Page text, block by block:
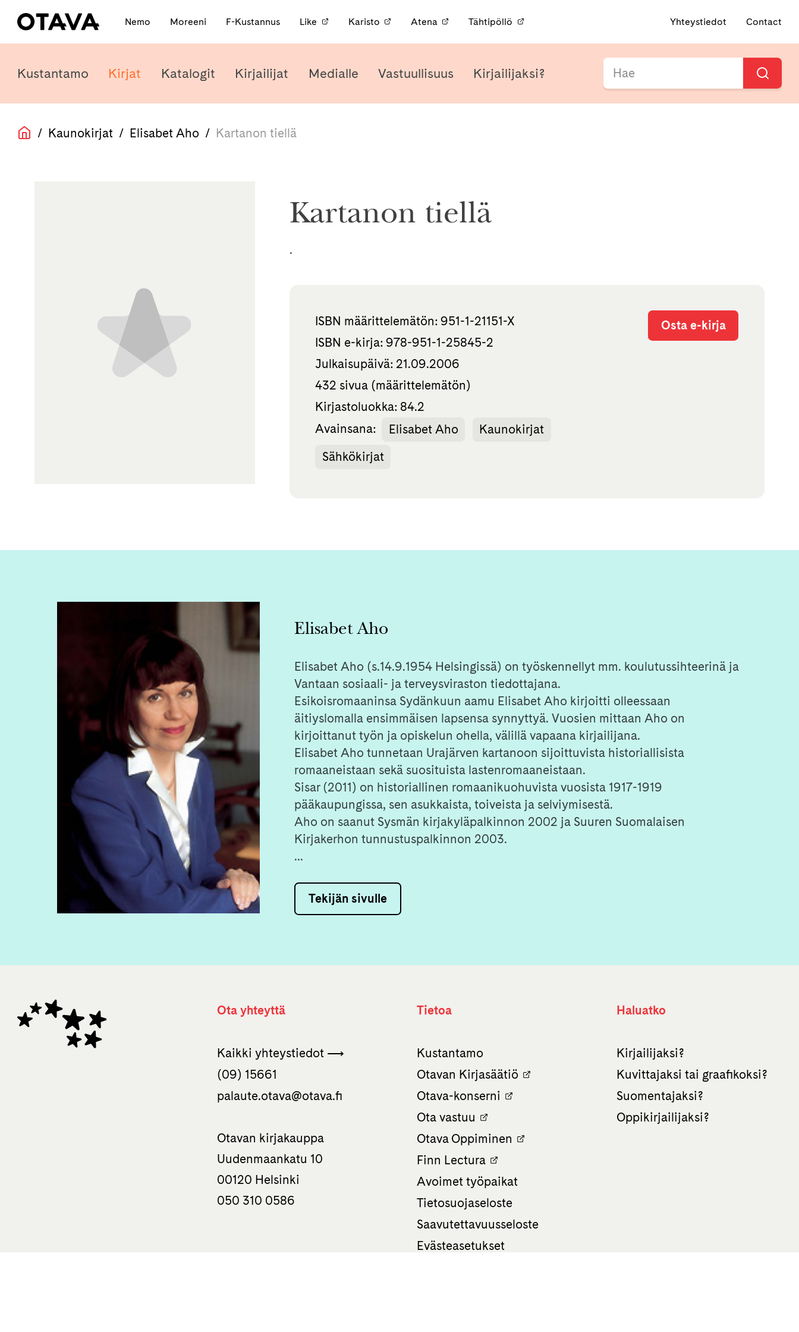
Nemo Moreeni F-Kustannus Like Karisto Atena Tähtipöllö Yhteystiedot Contact
Kustantamo Kirjat Katalogit Kirjailijat Medialle Vastuullisuus Kirjailijaksi?
/ Kaunokirjat / Elisabet Aho / Kartanon tiellä
Kartanon tiellä
.
ISBN määrittelemätön: 951-1-21151-X
ISBN e-kirja: 978-951-1-25845-2
Julkaisupäivä: 21.09.2006
432 sivua (määrittelemätön)
Kirjastoluokka: 84.2
Avainsana:
Elisabet Aho
Kaunokirjat
Sähkökirjat
Osta e-kirja
Elisabet Aho
Elisabet Aho (s.14.9.1954 Helsingissä) on työskennellyt mm. koulutussihteerinä ja
Vantaan sosiaali- ja terveysviraston tiedottajana.
Esikoisromaaninsa Sydänkuun aamu Elisabet Aho kirjoitti olleessaan
äitiyslomalla ensimmäisen lapsensa synnyttyä. Vuosien mittaan Aho on
kirjoittanut työn ja opiskelun ohella, välillä vapaana kirjailijana.
Elisabet Aho tunnetaan Urajärven kartanoon sijoittuvista historiallisista
romaaneistaan sekä suosituista lastenromaaneistaan.
Sisar (2011) on historiallinen romaanikuohuvista vuosista 1917-1919
pääkaupungissa, sen asukkaista, toiveista ja selviymisestä.
Aho on saanut Sysmän kirjakyläpalkinnon 2002 ja Suuren Suomalaisen
Kirjakerhon tunnustuspalkinnon 2003.
...
Tekijän sivulle
Ota yhteyttä
Kaikki yhteystiedot ⟶
(09) 15661
palaute.otava­@otava.fi
Otavan kirjakauppa
Uudenmaankatu 10
00120 Helsinki
050 310 0586
Tietoa
Kustantamo
Otavan Kirjasäätiö
Otava-konserni
Ota vastuu
Otava Oppiminen
Finn Lectura
Avoimet työpaikat
Tietosuojaseloste
Saavutettavuusseloste
Evästeasetukset
Haluatko
Kirjailijaksi?
Kuvittajaksi tai graafikoksi?
Suomentajaksi?
Oppikirjailijaksi?